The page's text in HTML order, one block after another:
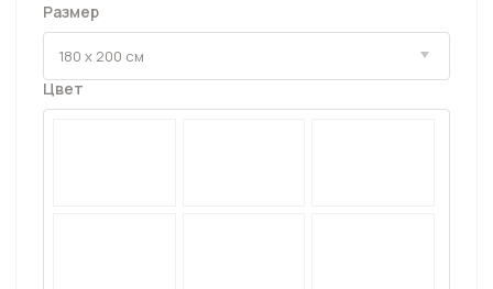
Размер
Цвет